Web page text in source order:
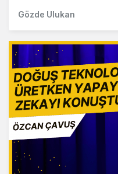
Gözde Ulukan